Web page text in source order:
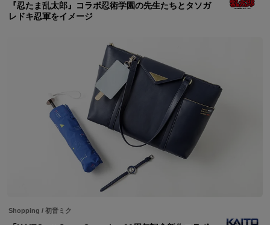
『忍たま乱太郎』コラボ忍術学園の先生たちとタソガ
レドキ忍軍をイメージ
Shopping / 初音ミク